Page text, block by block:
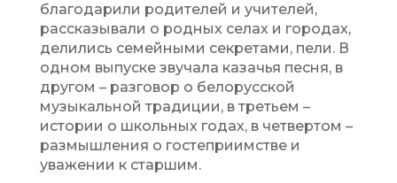
благодарили родителей и учителей,
рассказывали о родных селах и городах,
делились семейными секретами, пели. В
одном выпуске звучала казачья песня, в
другом – разговор о белорусской
музыкальной традиции, в третьем –
истории о школьных годах, в четвертом –
размышления о гостеприимстве и
уважении к старшим.